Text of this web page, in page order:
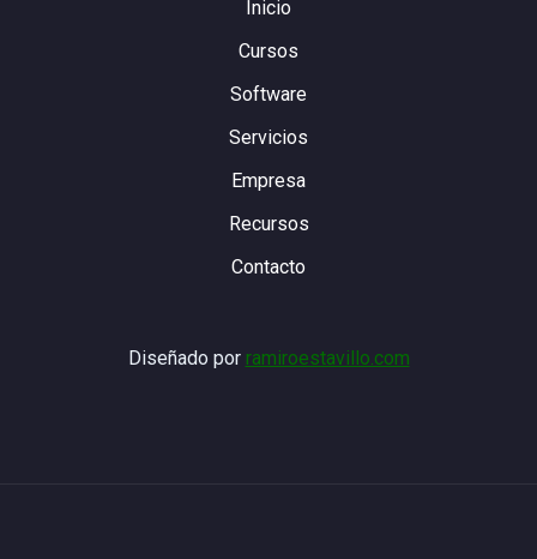
Inicio
Cursos
Software
Servicios
Empresa
Recursos
Contacto
Diseñado por ramiroestavillo.com